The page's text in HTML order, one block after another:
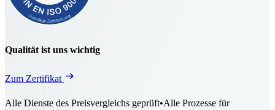
Qualität ist uns wichtig
Zum Zertifikat
Alle Dienste des Preisvergleichs geprüft•Alle Prozesse für